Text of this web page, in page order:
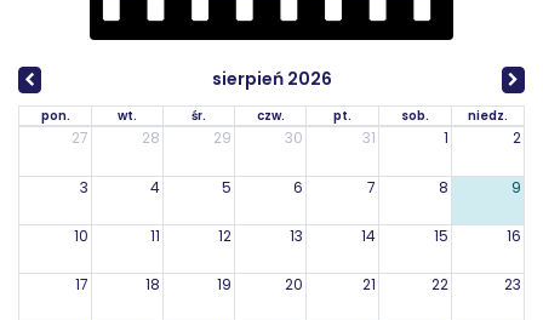
sierpień 2026
pon. wt. śr. czw. pt. sob. niedz.
27 28 29 30 31 1 2
3 4 5 6 7 8 9
10 11 12 13 14 15 16
17 18 19 20 21 22 23